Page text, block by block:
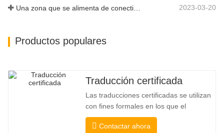
2023-03-20
Productos populares
Traducción certificada
Las traducciones certificadas se utilizan
con fines formales en los que el
destinatario necesita una confirmación
para confirmar la precisión y la
Contactar ahora